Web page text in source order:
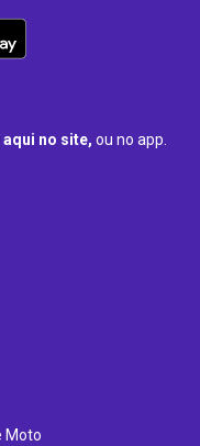
no site, ou no app.
Moto